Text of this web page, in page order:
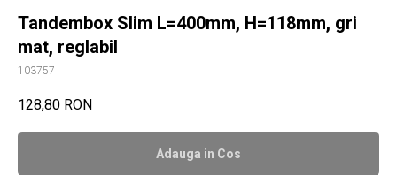
Tandembox Slim L=400mm, H=118mm, gri
mat, reglabil
103757
128,80 RON
Adauga in Сos